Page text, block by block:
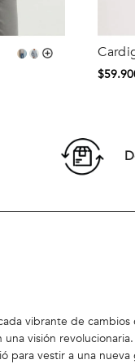
$59.
Talla
vibrante de cambios
visión
para vestir a una nueva